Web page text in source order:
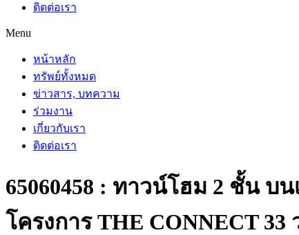
ติดต่อเรา
Menu
หน้าหลัก
ทรัพย์ทั้งหมด
ข่าวสาร, บทความ
ร่วมงาน
เกี่ยวกับเรา
ติดต่อเรา
65060458 : ทาวน์โฮม 2 ชั้น บ
โครงการ THE CONNECT